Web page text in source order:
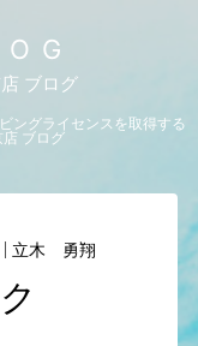
ブログ
ングライセンスを取得する
ブログ
立木 勇翔